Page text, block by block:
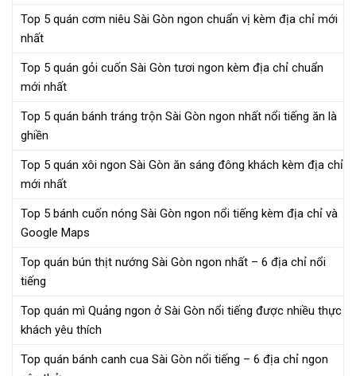
Top 5 quán cơm niêu Sài Gòn ngon chuẩn vị kèm địa chỉ mới
nhất
Top 5 quán gỏi cuốn Sài Gòn tươi ngon kèm địa chỉ chuẩn
mới nhất
Top 5 quán bánh tráng trộn Sài Gòn ngon nhất nổi tiếng ăn là
ghiền
Top 5 quán xôi ngon Sài Gòn ăn sáng đông khách kèm địa chỉ
mới nhất
Top 5 bánh cuốn nóng Sài Gòn ngon nổi tiếng kèm địa chỉ và
Google Maps
Top quán bún thịt nướng Sài Gòn ngon nhất – 6 địa chỉ nổi
tiếng
Top quán mì Quảng ngon ở Sài Gòn nổi tiếng được nhiều thực
khách yêu thích
Top quán bánh canh cua Sài Gòn nổi tiếng – 6 địa chỉ ngon